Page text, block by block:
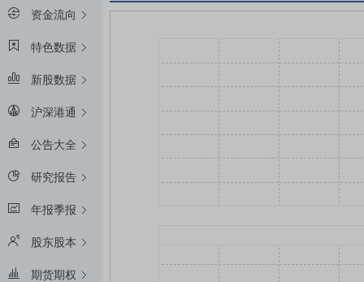
资金流向
特色数据
新股数据
沪深港通
公告大全
研究报告
年报季报
股东股本
期货期权